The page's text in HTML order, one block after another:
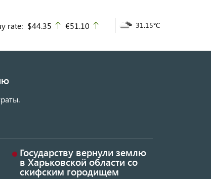
rate: $44.35 up
€51.10 31.15°C
Государству вернули землю
в Харьковской области со
скифским городищем